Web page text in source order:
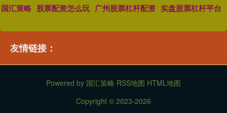
国汇策略 股票配资怎么玩 广州股票杠杆配资 实盘股票杠杆平台
友情链接：
Powered by 国汇策略 RSS地图 HTML地图
Copyright © 2023-2026